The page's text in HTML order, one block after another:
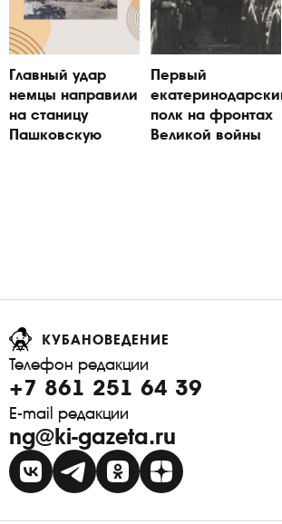
Главный удар
немцы направили
на станицу
Пашковскую
Первый
полк на фронтах
Великой войны
КУБАНОВЕДЕНИЕ
Телефон редакции
+7 861 251 64 39
E-mail редакции
ng@ki-gazeta.ru